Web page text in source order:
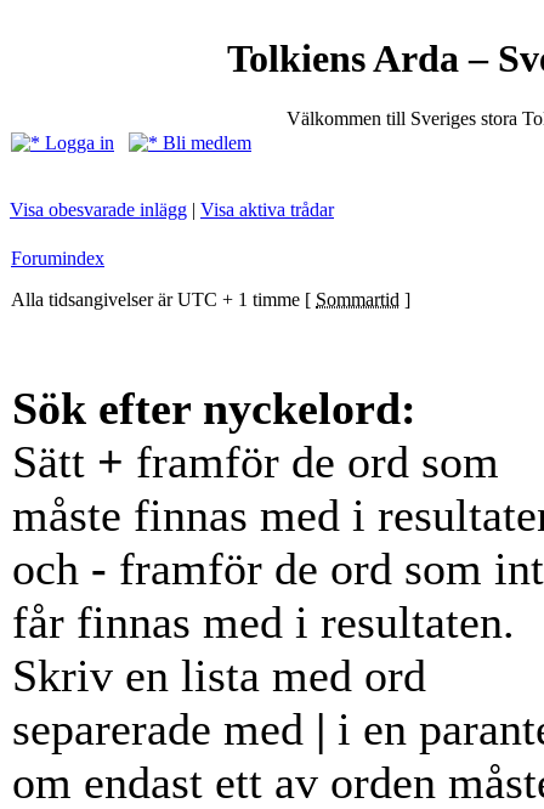
Tolkiens Arda –
Välkommen till Sveriges stora
Logga in
Bli medlem
Visa obesvarade inlägg | Visa aktiva trådar
Forumindex
Alla tidsangivelser är UTC + 1 timme [ Sommartid ]
Sök efter nyckelord:
Sätt + framför de ord som
måste finnas med i
och - framför de ord som
får finnas med i resultaten.
Skriv en lista med ord
separerade med | i en
om endast ett av orden